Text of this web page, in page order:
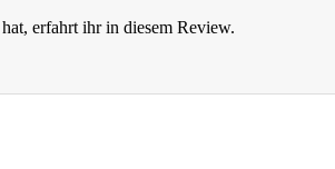
erfahrt ihr in diesem Review.